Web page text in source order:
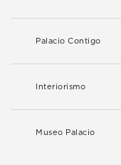
Palacio Contigo
Interiorismo
Museo Palacio